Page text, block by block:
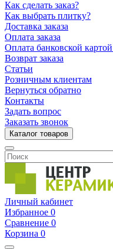
Как сделать заказ?
Как выбрать плитку?
Доставка заказа
Оплата заказа
Оплата банковской
Возврат заказа
Статьи
Розничным клиентам
Вернуться обратно
Контакты
Задать вопрос
Заказать звонок
Каталог товаров
Личный кабинет
Избранное 0
Сравнение 0
Корзина 0